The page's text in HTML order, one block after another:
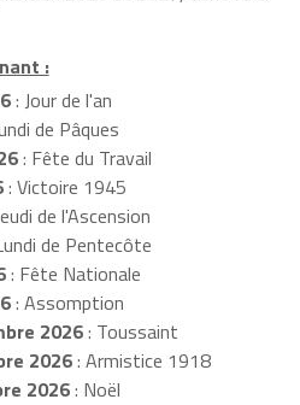
:
: Jour de l'an
de Pâques
: Fête du Travail
: Victoire 1945
de l'Ascension
de Pentecôte
: Fête Nationale
: Assomption
2026: Toussaint
2026: Armistice 1918
2026: Noël